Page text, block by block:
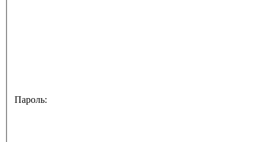
Пароль: